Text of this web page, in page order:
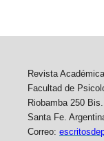
Revista
Facultad de
Riobamba 250
Santa Fe.
Correo: